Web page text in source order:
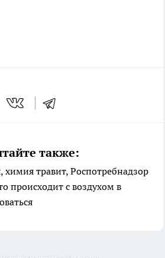
также:
химия травит, Роспотребнадзор
происходит с воздухом в